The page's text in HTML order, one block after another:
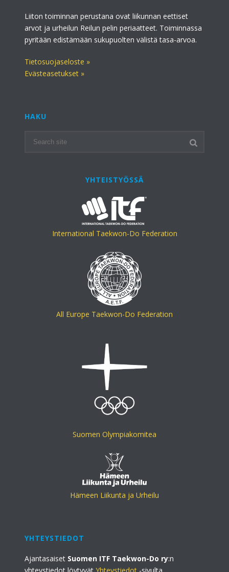
Liiton toiminnan perustana ovat liikunnan eettiset
arvot ja urheilun Reilun pelin periaatteet. Toiminnassa
pyritään edistämään sukupuolten välistä tasa-arvoa.
Tietosuojaseloste »
Evästeasetukset »
HAKU
YHTEISTYÖSSÄ
International Taekwon-Do Federation
All Europe Taekwon-Do Federation
Suomen Olympiakomitea
Hämeen Liikunta ja Urheilu
YHTEYSTIEDOT
Ajantasaiset Suomen ITF Taekwon-Do ry:n